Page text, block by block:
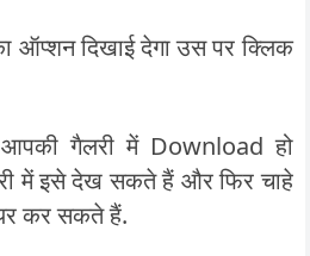
ऑप्शन दिखाई देगा उस पर क्लिक
गैलरी में Download हो
में इसे देख सकते हैं और फिर चाहे
कर सकते हैं.